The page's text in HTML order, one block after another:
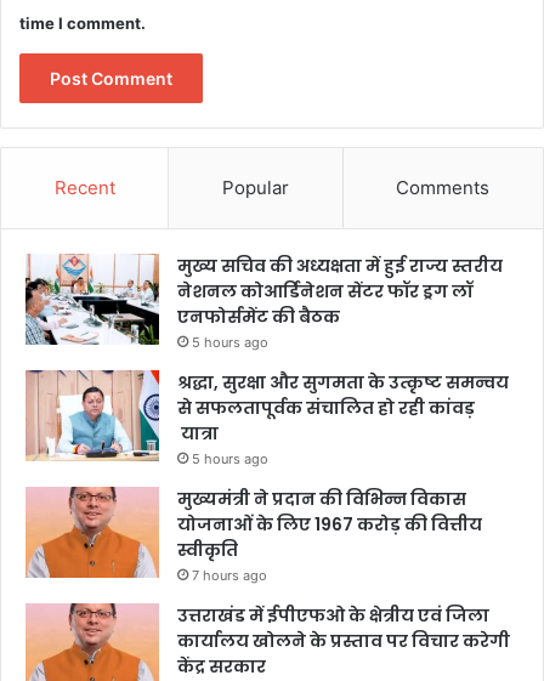
time I comment.
Recent Popular Comments
मुख्य सचिव की अध्यक्षता में हुई राज्य स्तरीय
नेशनल कोआर्डिनेशन सेंटर फॉर ड्रग लॉ
एनफोर्समेंट की बैठक
5 hours ago
श्रद्धा, सुरक्षा और सुगमता के उत्कृष्ट समन्वय
से सफलतापूर्वक संचालित हो रही कांवड़
यात्रा
5 hours ago
मुख्यमंत्री ने प्रदान की विभिन्न विकास
योजनाओं के लिए 1967 करोड़ की वित्तीय
स्वीकृति
7 hours ago
उत्तराखंड में ईपीएफओ के क्षेत्रीय एवं जिला
कार्यालय खोलने के प्रस्ताव पर विचार करेगी
केंद्र सरकार